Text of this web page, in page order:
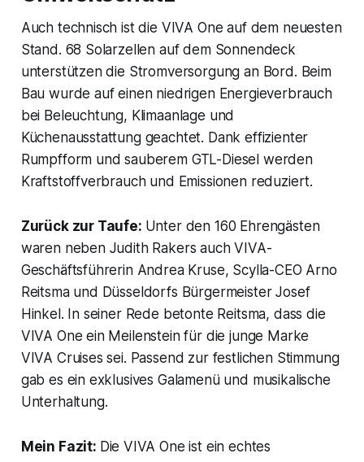
Auch technisch ist die VIVA One auf dem neuesten
Stand. 68 Solarzellen auf dem Sonnendeck
unterstützen die Stromversorgung an Bord. Beim
Bau wurde auf einen niedrigen Energieverbrauch
bei Beleuchtung, Klimaanlage und
Küchenausstattung geachtet. Dank effizienter
Rumpfform und sauberem GTL-Diesel werden
Kraftstoffverbrauch und Emissionen reduziert.
Zurück zur Taufe: Unter den 160 Ehrengästen
waren neben Judith Rakers auch VIVA-
Geschäftsführerin Andrea Kruse, Scylla-CEO Arno
Reitsma und Düsseldorfs Bürgermeister Josef
Hinkel. In seiner Rede betonte Reitsma, dass die
VIVA One ein Meilenstein für die junge Marke
VIVA Cruises sei. Passend zur festlichen Stimmung
gab es ein exklusives Galamenü und musikalische
Unterhaltung.
Mein Fazit: Die VIVA One ist ein echtes